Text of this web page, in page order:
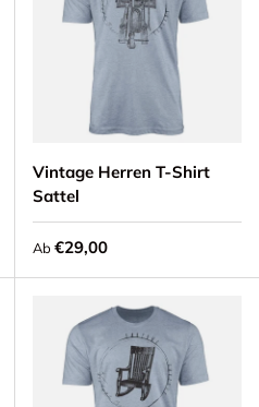
Vintage Herren T-Shirt
Sattel
Ab Normaler Preis
€29,00